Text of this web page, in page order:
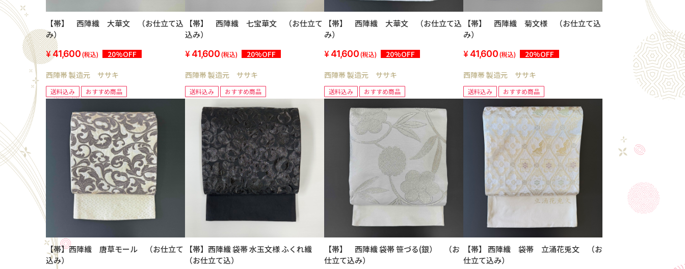
【帯】 西陣織 大華文 （お仕立て込
み）
41,600(税込) 20%OFF
西陣帯 製造元 ササキ
送料込み おすすめ商品
【帯】 西陣織 七宝華文 （お仕立て
込み）
41,600(税込) 20%OFF
西陣帯 製造元 ササキ
送料込み おすすめ商品
【帯】 西陣織 大華文 （お仕立て込
み）
41,600(税込) 20%OFF
西陣帯 製造元 ササキ
送料込み おすすめ商品
【帯】 西陣織 菊文様 （お仕立て込
み）
41,600(税込) 20%OFF
西陣帯 製造元 ササキ
送料込み おすすめ商品
【帯】西陣織 唐草モール （お仕立て
込み）
【帯】西陣織 袋帯 水玉文様 ふくれ織
（お仕立て込）
【帯】 西陣織 袋帯 笹づる(銀） （お
仕立て込み）
【帯】 西陣織 袋帯 立涌花兎文 （お
仕立て込み）